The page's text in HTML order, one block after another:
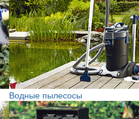
Водные пылесосы